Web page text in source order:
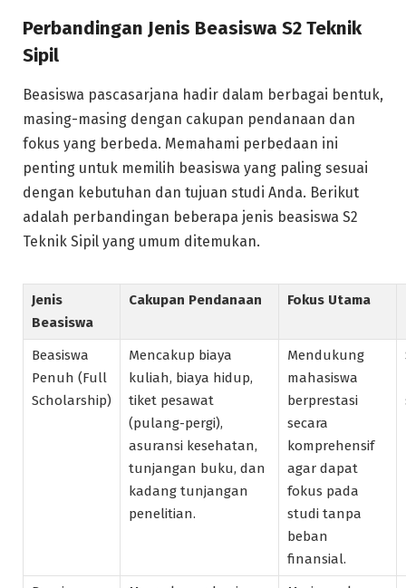
Perbandingan Jenis Beasiswa S2 Teknik
Sipil
Beasiswa pascasarjana hadir dalam berbagai bentuk,
masing-masing dengan cakupan pendanaan dan
fokus yang berbeda. Memahami perbedaan ini
penting untuk memilih beasiswa yang paling sesuai
dengan kebutuhan dan tujuan studi Anda. Berikut
adalah perbandingan beberapa jenis beasiswa S2
Teknik Sipil yang umum ditemukan.
Jenis
Beasiswa
Cakupan Pendanaan Fokus Utama
Beasiswa
Penuh (Full
Scholarship)
Mencakup biaya
kuliah, biaya hidup,
tiket pesawat
(pulang-pergi),
asuransi kesehatan,
tunjangan buku, dan
kadang tunjangan
penelitian.
Mendukung
mahasiswa
berprestasi
secara
komprehensif
agar dapat
fokus pada
studi tanpa
beban
finansial.